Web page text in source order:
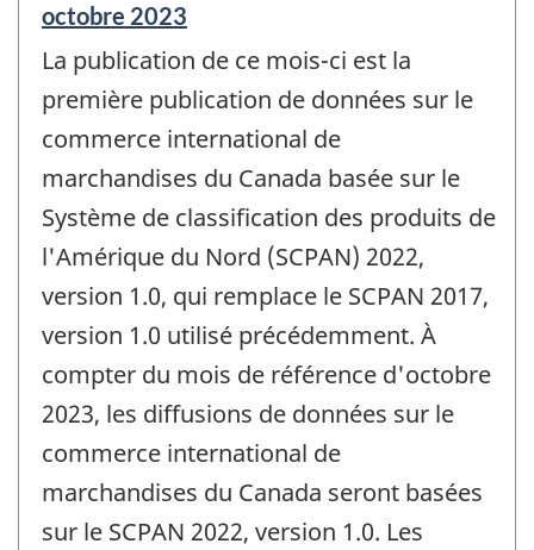
Période
référence
de
changement
-
octobre 2023
La publication de ce mois-ci est la
première publication de données sur le
commerce international de
marchandises du Canada basée sur le
Système de classification des produits de
l'Amérique du Nord (SCPAN) 2022,
version 1.0, qui remplace le SCPAN 2017,
version 1.0 utilisé précédemment. À
compter du mois de référence d'octobre
2023, les diffusions de données sur le
commerce international de
marchandises du Canada seront basées
sur le SCPAN 2022, version 1.0. Les